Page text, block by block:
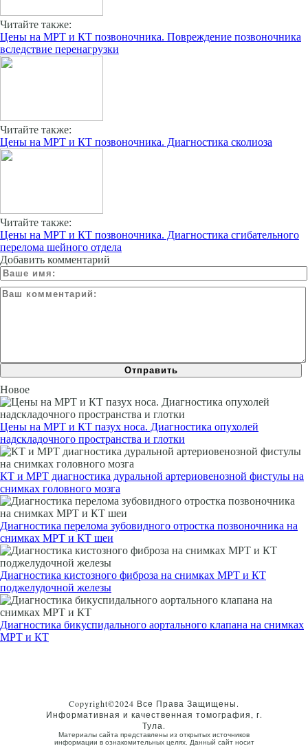
Читайте также:
Цены на МРТ и КТ позвоночника. Повреждение позвоночника
вследствие перенагрузки
Читайте также:
Цены на МРТ и КТ позвоночника. Диагностика сколиоза
Читайте также:
Цены на МРТ и КТ позвоночника. Диагностика сгибательного
перелома шейного отдела
Добавить комментарий
Новое
Цены на МРТ и КТ пазух носа. Диагностика опухолей
надскладочного пространства и глотки
КТ и МРТ диагностика дуральной артериовенозной фистулы на
снимках головного мозга
Диагностика перелома зубовидного отростка позвоночника на
снимках МРТ и КТ шеи
Диагностика кистозного фиброза на снимках МРТ и КТ
поджелудочной железы
Диагностика бикуспидального аортального клапана на снимках
МРТ и КТ
Copyright©2024 Все Права Защищены.
Информативная и качественная томография, г.
Тула.
Материалы сайта представлены из открытых источников
информации в ознакомительных целях. Данный сайт носит